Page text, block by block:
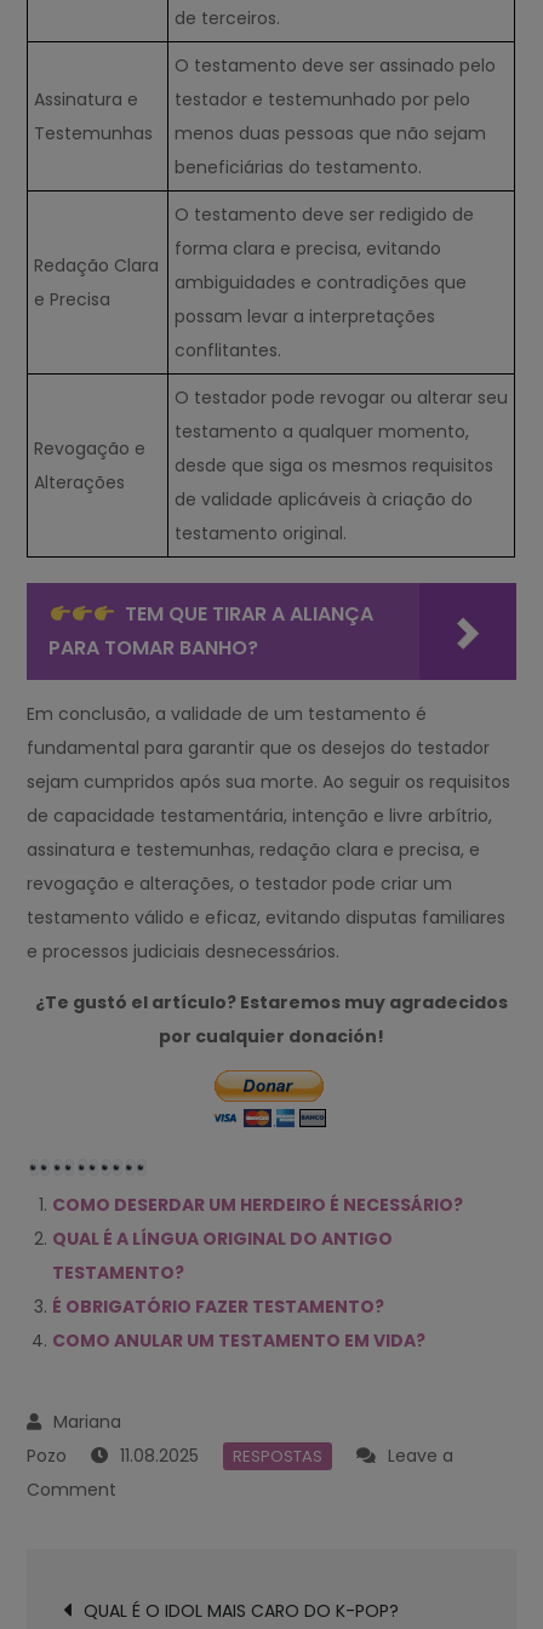
de terceiros.
Assinatura e
Testemunhas
O testamento deve ser assinado pelo
testador e testemunhado por pelo
menos duas pessoas que não sejam
beneficiárias do testamento.
Redação Clara
e Precisa
O testamento deve ser redigido de
forma clara e precisa, evitando
ambiguidades e contradições que
possam levar a interpretações
conflitantes.
Revogação e
Alterações
O testador pode revogar ou alterar seu
testamento a qualquer momento,
desde que siga os mesmos requisitos
de validade aplicáveis à criação do
testamento original.
TEM QUE TIRAR A ALIANÇA
PARA TOMAR BANHO?
Em conclusão, a validade de um testamento é
fundamental para garantir que os desejos do testador
sejam cumpridos após sua morte. Ao seguir os requisitos
de capacidade testamentária, intenção e livre arbítrio,
assinatura e testemunhas, redação clara e precisa, e
revogação e alterações, o testador pode criar um
testamento válido e eficaz, evitando disputas familiares
e processos judiciais desnecessários.
¿Te gustó el artículo? Estaremos muy agradecidos
por cualquier donación!
COMO DESERDAR UM HERDEIRO É NECESSÁRIO?
QUAL É A LÍNGUA ORIGINAL DO ANTIGO
TESTAMENTO?
É OBRIGATÓRIO FAZER TESTAMENTO?
COMO ANULAR UM TESTAMENTO EM VIDA?
11.08.2025 RESPOSTAS
Leave a
Comment
DO
Navegación
QUAL É O IDOL MAIS CARO DO K-POP?